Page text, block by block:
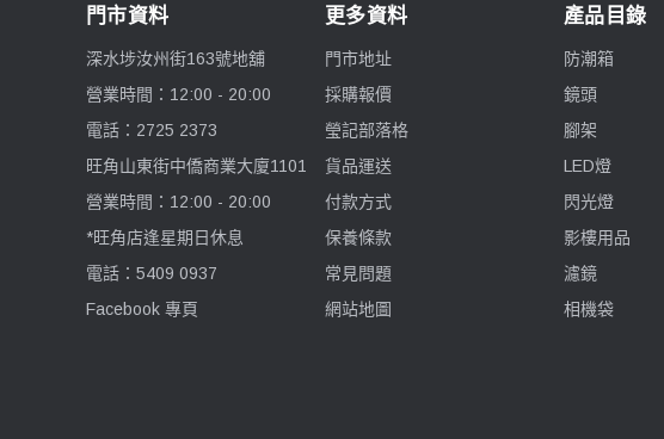
門市資料
深水埗汝州街163號地舖
營業時間：12:00 - 20:00
電話：2725 2373
旺角山東街中僑商業大廈1101
營業時間：12:00 - 20:00
*旺角店逢星期日休息
電話：5409 0937
Facebook 專頁
更多資料
門市地址
採購報價
瑩記部落格
貨品運送
付款方式
保養條款
常見問題
網站地圖
產品目錄
防潮箱
鏡頭
腳架
LED燈
閃光燈
影樓用品
濾鏡
相機袋